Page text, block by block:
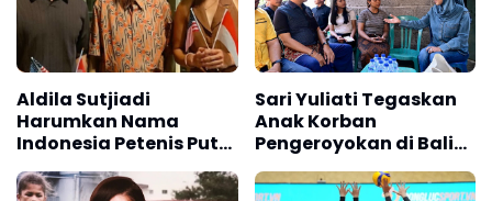
Aldila Sutjiadi
Harumkan Nama
Indonesia Petenis Putri
Tanah Air Cetak
Sejarah
Sari Yuliati Tegaskan
Anak Korban
Pengeroyokan di Bali
Berhak Raih Masa
Depan yang Lebih Baik